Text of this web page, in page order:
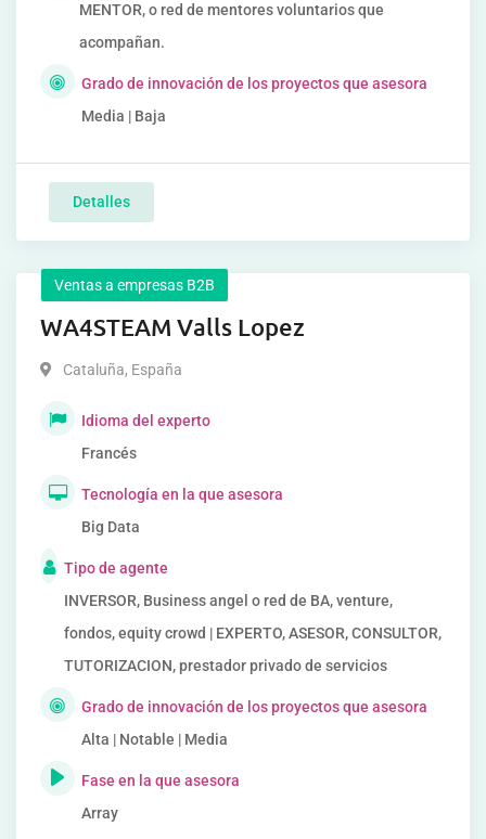
MENTOR, o red de mentores voluntarios que
acompañan.
Grado de innovación de los proyectos que asesora
Media | Baja
Detalles
Ventas a empresas B2B
WA4STEAM Valls Lopez
Cataluña, España
Idioma del experto
Francés
Tecnología en la que asesora
Big Data
Tipo de agente
INVERSOR, Business angel o red de BA, venture,
fondos, equity crowd | EXPERTO, ASESOR, CONSULTOR,
TUTORIZACION, prestador privado de servicios
Grado de innovación de los proyectos que asesora
Alta | Notable | Media
Fase en la que asesora
Array